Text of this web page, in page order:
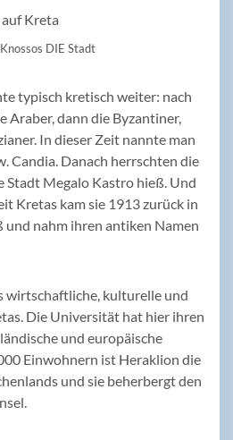
DIE Stadt
typisch kretisch weiter: nach
Araber, dann die Byzantiner,
In dieser Zeit nannte man
Candia. Danach herrschten die
Stadt Megalo Kastro hieß. Und
Kretas kam sie 1913 zurück in
und nahm ihren antiken Namen
wirtschaftliche, kulturelle und
Die Universität hat hier ihren
und europäische
Einwohnern ist Heraklion die
und sie beherbergt den